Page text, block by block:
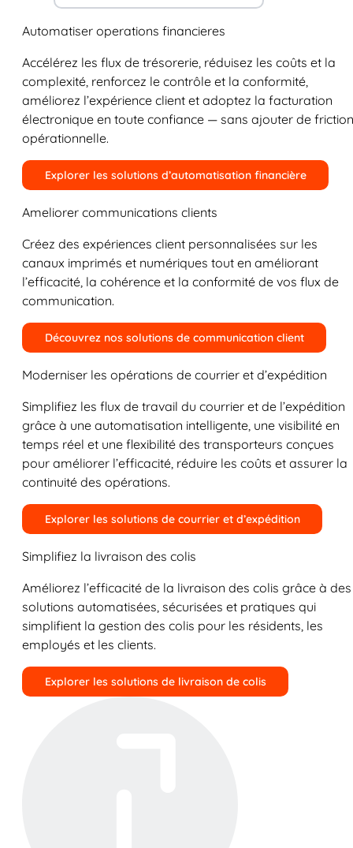
Automatiser operations financieres
Accélérez les flux de trésorerie, réduisez les coûts et la
complexité, renforcez le contrôle et la conformité,
améliorez l’expérience client et adoptez la facturation
électronique en toute confiance — sans ajouter de friction
opérationnelle.
Explorer les solutions d’automatisation financière
Ameliorer communications clients
Créez des expériences client personnalisées sur les
canaux imprimés et numériques tout en améliorant
l’efficacité, la cohérence et la conformité de vos flux de
communication.
Découvrez nos solutions de communication client
Moderniser les opérations de courrier et d’expédition
Simplifiez les flux de travail du courrier et de l’expédition
grâce à une automatisation intelligente, une visibilité en
temps réel et une flexibilité des transporteurs conçues
pour améliorer l’efficacité, réduire les coûts et assurer la
continuité des opérations.
Explorer les solutions de courrier et d’expédition
Simplifiez la livraison des colis
Améliorez l’efficacité de la livraison des colis grâce à des
solutions automatisées, sécurisées et pratiques qui
simplifient la gestion des colis pour les résidents, les
employés et les clients.
Explorer les solutions de livraison de colis